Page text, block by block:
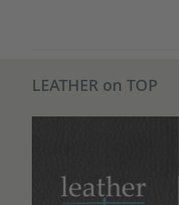
LEATHER on TOP